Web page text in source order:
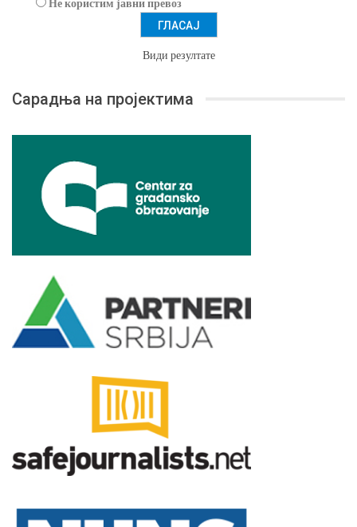
Не користим јавни превоз
Види резултате
Сарадња на пројектима